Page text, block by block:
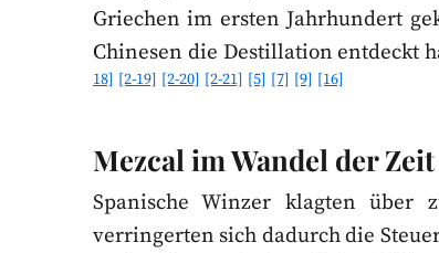
Griechen im ersten Jahrhundert
Chinesen die Destillation entdeckt
18] [2-19] [2-20] [2-21] [5] [7] [9] [16]
Mezcal im Wandel der Zeit
Spanische Winzer klagten über
verringerten sich dadurch die